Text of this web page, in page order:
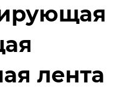
лента